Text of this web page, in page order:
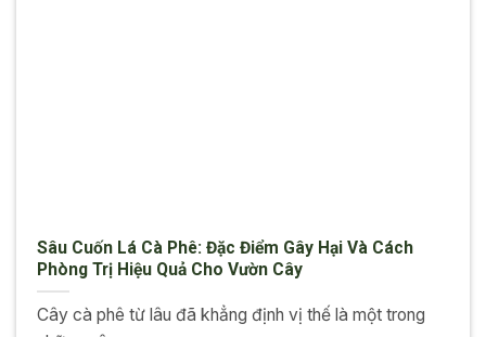
Sâu Cuốn Lá Cà Phê: Đặc Điểm Gây Hại Và Cách
Phòng Trị Hiệu Quả Cho Vườn Cây
Cây cà phê từ lâu đã khẳng định vị thế là một trong